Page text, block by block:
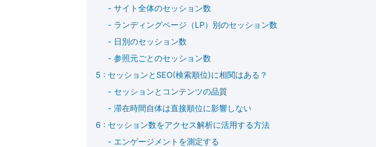
サイト全体のセッション数
ランディングページ（LP）別のセッション数
日別のセッション数
参照元ごとのセッション数
セッションとSEO(検索順位)に相関はある？
セッションとコンテンツの品質
滞在時間自体は直接順位に影響しない
セッション数をアクセス解析に活用する方法
エンゲージメントを測定する